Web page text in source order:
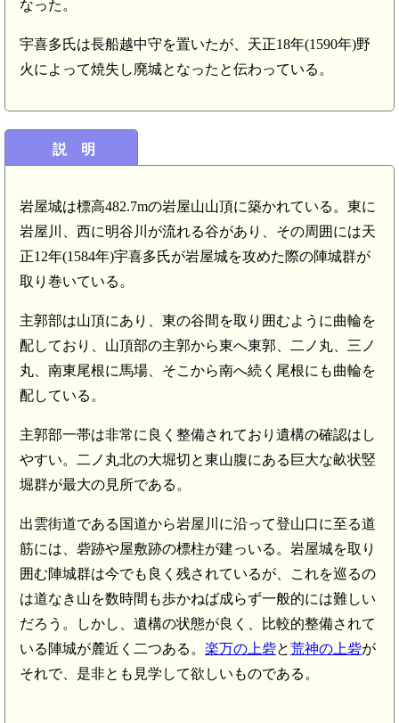
なった。
宇喜多氏は長船越中守を置いたが、天正18年(1590年)野
火によって焼失し廃城となったと伝わっている。
説 明
岩屋城は標高482.7mの岩屋山山頂に築かれている。東に
岩屋川、西に明谷川が流れる谷があり、その周囲には天
正12年(1584年)宇喜多氏が岩屋城を攻めた際の陣城群が
取り巻いている。
主郭部は山頂にあり、東の谷間を取り囲むように曲輪を
配しており、山頂部の主郭から東へ東郭、二ノ丸、三ノ
丸、南東尾根に馬場、そこから南へ続く尾根にも曲輪を
配している。
主郭部一帯は非常に良く整備されており遺構の確認はし
やすい。二ノ丸北の大堀切と東山腹にある巨大な畝状竪
堀群が最大の見所である。
出雲街道である国道から岩屋川に沿って登山口に至る道
筋には、砦跡や屋敷跡の標柱が建っいる。岩屋城を取り
囲む陣城群は今でも良く残されているが、これを巡るの
は道なき山を数時間も歩かねば成らず一般的には難しい
だろう。しかし、遺構の状態が良く、比較的整備されて
いる陣城が麓近く二つある。 楽万の上砦と荒神の上砦が
それで、是非とも見学して欲しいものである。